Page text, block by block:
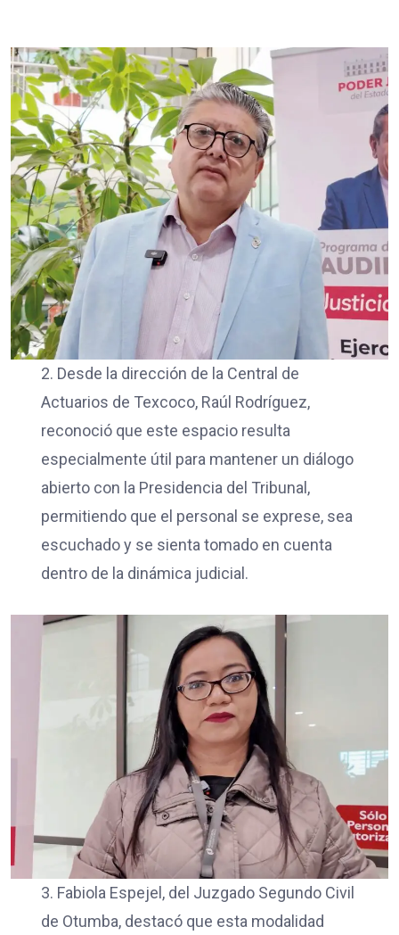
2. Desde la dirección de la Central de
Actuarios de Texcoco, Raúl Rodríguez,
reconoció que este espacio resulta
especialmente útil para mantener un diálogo
abierto con la Presidencia del Tribunal,
permitiendo que el personal se exprese, sea
escuchado y se sienta tomado en cuenta
dentro de la dinámica judicial.
3. Fabiola Espejel, del Juzgado Segundo Civil
de Otumba, destacó que esta modalidad